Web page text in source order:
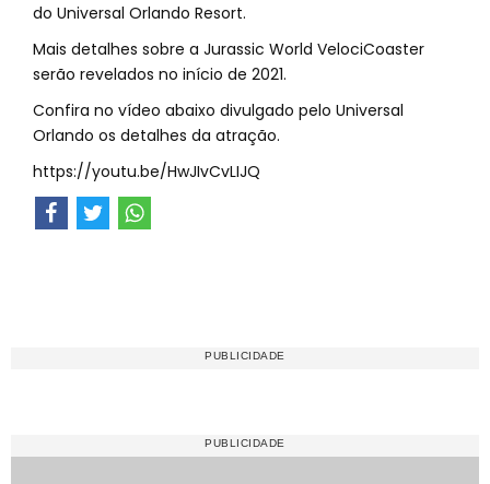
do Universal Orlando Resort.
Mais detalhes sobre a Jurassic World VelociCoaster
serão revelados no início de 2021.
Confira no vídeo abaixo divulgado pelo Universal
Orlando os detalhes da atração.
https://youtu.be/HwJIvCvLIJQ